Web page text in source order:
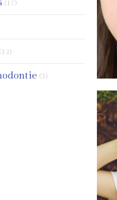
(17)
(12)Articles Count
(3)Articles Count